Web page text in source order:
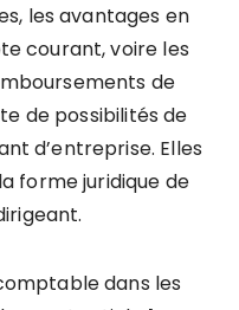
les avantages en
courant, voire les
de
de possibilités de
d’entreprise. Elles
forme juridique de
dans les